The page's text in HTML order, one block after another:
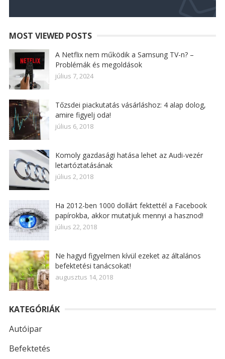
MOST VIEWED POSTS
A Netflix nem működik a Samsung TV-n? –
Problémák és megoldások
július 7, 2024
Tőzsdei piackutatás vásárláshoz: 4 alap dolog,
amire figyelj oda!
július 6, 2018
Komoly gazdasági hatása lehet az Audi-vezér
letartóztatásának
július 2, 2018
Ha 2012-ben 1000 dollárt fektettél a Facebook
papírokba, akkor mutatjuk mennyi a hasznod!
július 22, 2018
Ne hagyd figyelmen kívül ezeket az általános
befektetési tanácsokat!
augusztus 14, 2018
KATEGÓRIÁK
Autóipar
Befektetés